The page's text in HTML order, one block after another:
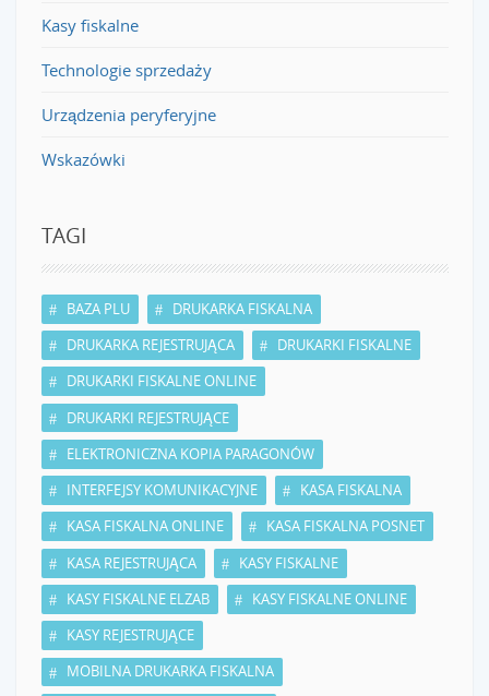
Kasy fiskalne
Technologie sprzedaży
Urządzenia peryferyjne
Wskazówki
TAGI
BAZA PLU
DRUKARKA FISKALNA
DRUKARKA REJESTRUJĄCA
DRUKARKI FISKALNE
DRUKARKI FISKALNE ONLINE
DRUKARKI REJESTRUJĄCE
ELEKTRONICZNA KOPIA PARAGONÓW
INTERFEJSY KOMUNIKACYJNE
KASA FISKALNA
KASA FISKALNA ONLINE
KASA FISKALNA POSNET
KASA REJESTRUJĄCA
KASY FISKALNE
KASY FISKALNE ELZAB
KASY FISKALNE ONLINE
KASY REJESTRUJĄCE
MOBILNA DRUKARKA FISKALNA